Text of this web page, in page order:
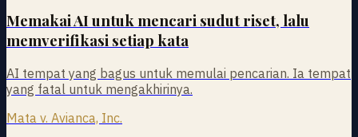
Memakai AI untuk mencari sudut riset, lalu
memverifikasi setiap kata
AI tempat yang bagus untuk memulai pencarian. Ia tempat
yang fatal untuk mengakhirinya.
Mata v. Avianca, Inc.